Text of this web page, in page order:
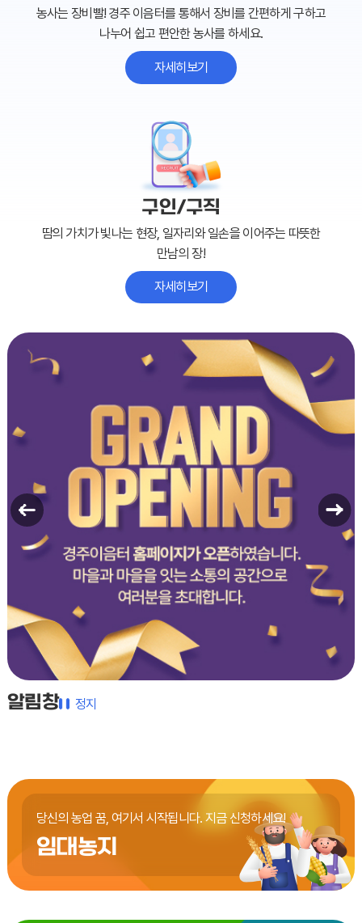
농사는 장비빨! 경주 이음터를 통해서 장비를 간편하게 구하고
나누어 쉽고 편안한 농사를 하세요.
자세히보기
구인/구직
땀의 가치가 빛나는 현장, 일자리와 일손을 이어주는 따뜻한
만남의 장!
자세히보기
알림창 정지
임대농지
당신의 농업 꿈, 여기서 시작됩니다. 지금 신청하세요!